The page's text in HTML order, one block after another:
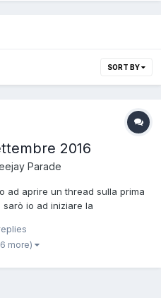
SORT BY
2016
Parade
ad aprire un thread sulla prima
io ad iniziare la
che sulla pagina
l'audio della class...
more)